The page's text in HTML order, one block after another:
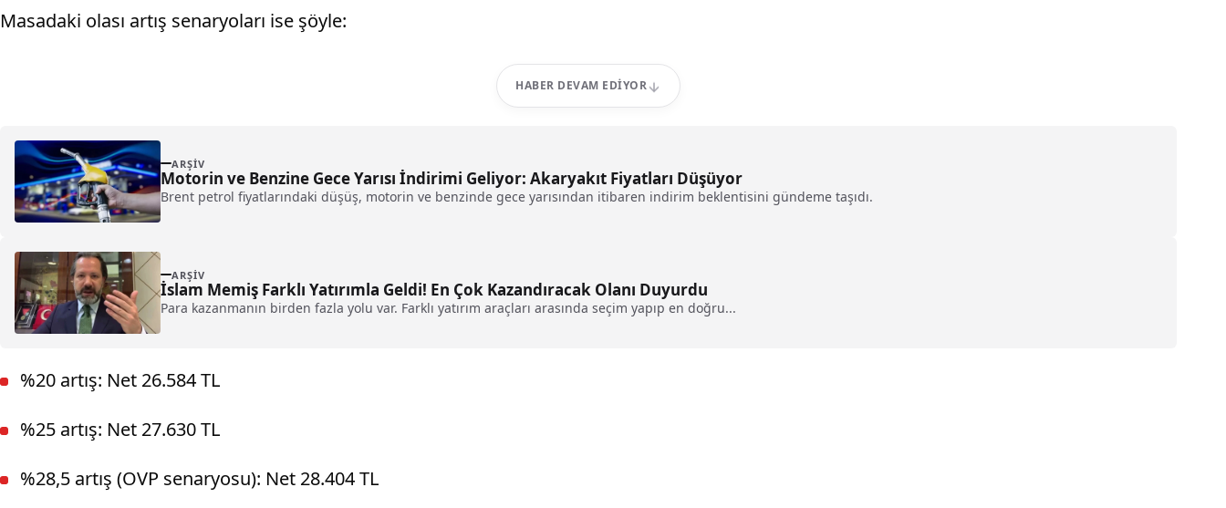
Masadaki olası artış senaryoları ise şöyle:
HABER DEVAM EDIYOR
ARŞIV
Motorin ve Benzine Gece Yarısı İndirimi Geliyor: Akaryakıt Fiyatları Düşüyor
Brent petrol fiyatlarındaki düşüş, motorin ve benzinde gece yarısından itibaren indirim beklentisini gündeme taşıdı.
ARŞIV
İslam Memiş Farklı Yatırımla Geldi! En Çok Kazandıracak Olanı Duyurdu
Para kazanmanın birden fazla yolu var. Farklı yatırım araçları arasında seçim yapıp en doğru...
%20 artış: Net 26.584 TL
%25 artış: Net 27.630 TL
%28,5 artış (OVP senaryosu): Net 28.404 TL